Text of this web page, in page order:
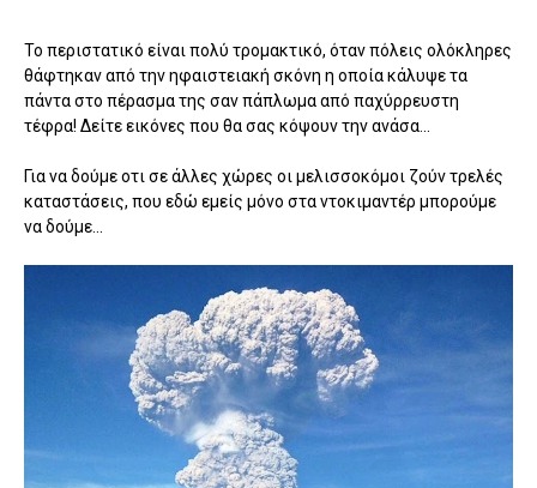
Το περιστατικό είναι πολύ τρομακτικό, όταν πόλεις ολόκληρες
θάφτηκαν από την ηφαιστειακή σκόνη η οποία κάλυψε τα
πάντα στο πέρασμα της σαν πάπλωμα από παχύρρευστη
τέφρα! Δείτε εικόνες που θα σας κόψουν την ανάσα...
Για να δούμε οτι σε άλλες χώρες οι μελισσοκόμοι ζούν τρελές
καταστάσεις, που εδώ εμείς μόνο στα ντοκιμαντέρ μπορούμε
να δούμε...